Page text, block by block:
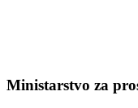
Ministarstvo za